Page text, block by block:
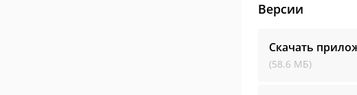
Версии
Скачать
(58.6 МБ)